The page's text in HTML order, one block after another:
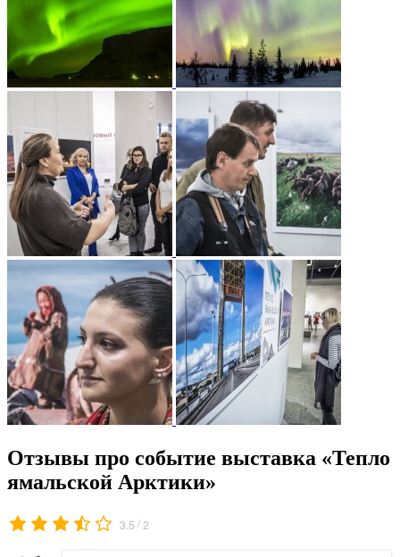
Отзывы про событие выставка «Тепло
ямальской Арктики»
3.5 /2